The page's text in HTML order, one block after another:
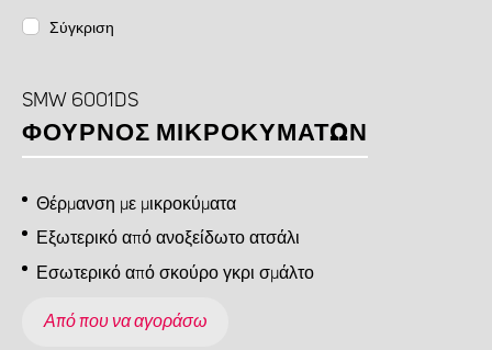
Σύγκριση
SMW 6001DS
ΦΟΎΡΝΟΣ ΜΙΚΡΟΚΥΜΆΤΩΝ
Θέρμανση με μικροκύματα
Εξωτερικό από ανοξείδωτο ατσάλι
Εσωτερικό από σκούρο γκρι σμάλτο
Από που να αγοράσω